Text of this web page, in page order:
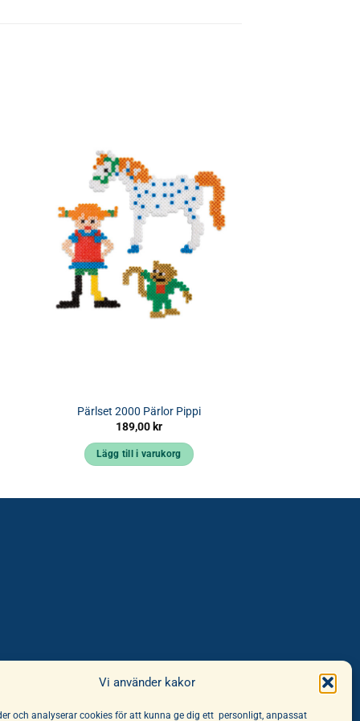
Vi använder kakor
och analyserar cookies för att kunna ge dig ett personligt, anpassat
Pärlset 2000 Pärlor Pippi
189,00kr
Lägg till i varukorg